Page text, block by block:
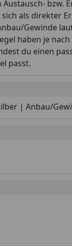
als direkter
Gewinde
haben je
du einen
passt.
| Anbau/